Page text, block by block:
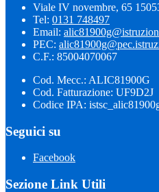
Viale IV novembre, 65
Tel: 0131 748497
Email:
PEC:
C.F.: 85004070067
Cod. Mecc.: ALIC81900G
Cod. Fatturazione: UF9D2J
Codice IPA:
Seguici su
Facebook
Sezione Link Utili